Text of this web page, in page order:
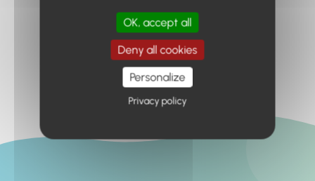
Retour à l'accueil
OK, accept all
Deny all cookies
Personalize
Privacy policy